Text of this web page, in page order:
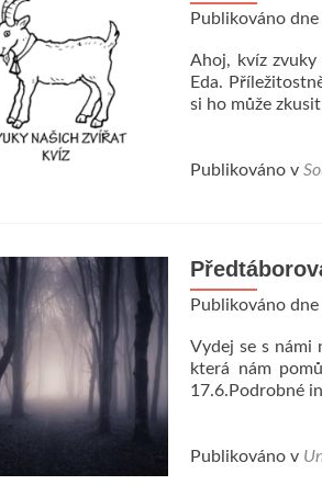
Publikováno dne
Ahoj, kvíz zvuky
Eda.
si ho může
Publikováno v
Publikováno dne
Vydej se s námi
která nám
17.6.Podrobné
Publikováno v